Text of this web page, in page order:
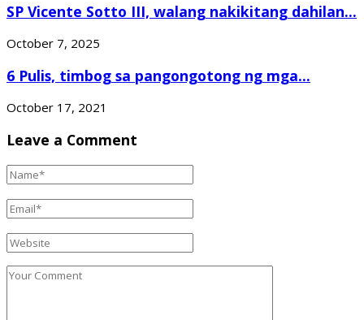
SP Vicente Sotto III, walang nakikitang dahilan...
October 7, 2025
6 Pulis, timbog sa pangongotong ng mga...
October 17, 2021
Leave a Comment